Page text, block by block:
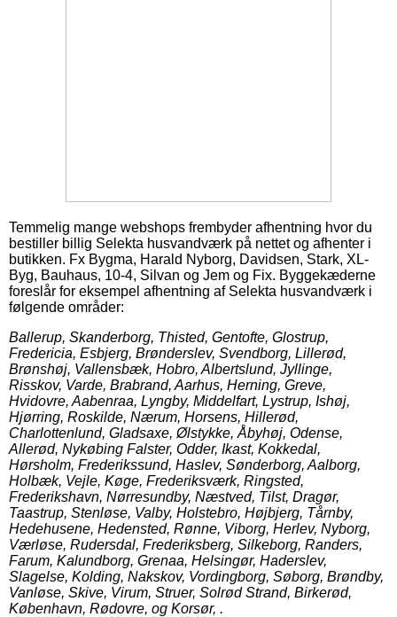
Temmelig mange webshops frembyder afhentning hvor du
bestiller billig Selekta husvandværk på nettet og afhenter i
butikken. Fx Bygma, Harald Nyborg, Davidsen, Stark, XL-
Byg, Bauhaus, 10-4, Silvan og Jem og Fix. Byggekæderne
foreslår for eksempel afhentning af Selekta husvandværk i
følgende områder:
Ballerup, Skanderborg, Thisted, Gentofte, Glostrup,
Fredericia, Esbjerg, Brønderslev, Svendborg, Lillerød,
Brønshøj, Vallensbæk, Hobro, Albertslund, Jyllinge,
Risskov, Varde, Brabrand, Aarhus, Herning, Greve,
Hvidovre, Aabenraa, Lyngby, Middelfart, Lystrup, Ishøj,
Hjørring, Roskilde, Nærum, Horsens, Hillerød,
Charlottenlund, Gladsaxe, Ølstykke, Åbyhøj, Odense,
Allerød, Nykøbing Falster, Odder, Ikast, Kokkedal,
Hørsholm, Frederikssund, Haslev, Sønderborg, Aalborg,
Holbæk, Vejle, Køge, Frederiksværk, Ringsted,
Frederikshavn, Nørresundby, Næstved, Tilst, Dragør,
Taastrup, Stenløse, Valby, Holstebro, Højbjerg, Tårnby,
Hedehusene, Hedensted, Rønne, Viborg, Herlev, Nyborg,
Værløse, Rudersdal, Frederiksberg, Silkeborg, Randers,
Farum, Kalundborg, Grenaa, Helsingør, Haderslev,
Slagelse, Kolding, Nakskov, Vordingborg, Søborg, Brøndby,
Vanløse, Skive, Virum, Struer, Solrød Strand, Birkerød,
København, Rødovre, og Korsør, .